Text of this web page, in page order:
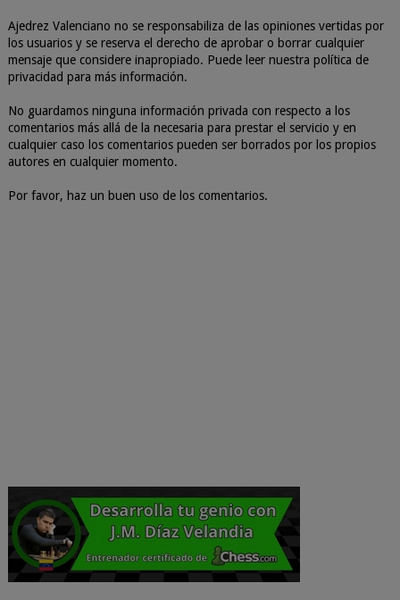
Ajedrez Valenciano no se responsabiliza de las opiniones vertidas por
los usuarios y se reserva el derecho de aprobar o borrar cualquier
mensaje que considere inapropiado. Puede leer nuestra política de
privacidad para más información.
No guardamos ninguna información privada con respecto a los
comentarios más allá de la necesaria para prestar el servicio y en
cualquier caso los comentarios pueden ser borrados por los propios
autores en cualquier momento.
Por favor, haz un buen uso de los comentarios.